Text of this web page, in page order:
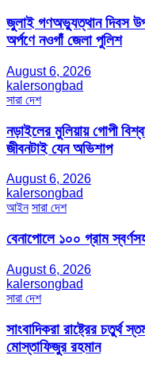
জুলাই গণঅভ্যুত্থান দিবস
অর্পণে নওগাঁ জেলা পুলিশ
August 6, 2026
kalersongbad
সারা দেশ
নড়াইলের মুলিয়ায় গোপী
জীবনটাই যেন অভিশাপ
August 6, 2026
kalersongbad
আইন সারা দেশ
বেনাপোলে ১০০ গ্রাম
August 6, 2026
kalersongbad
সারা দেশ
সাংবাদিকরা রাষ্ট্রের
মোস্তাফিজুর রহমান